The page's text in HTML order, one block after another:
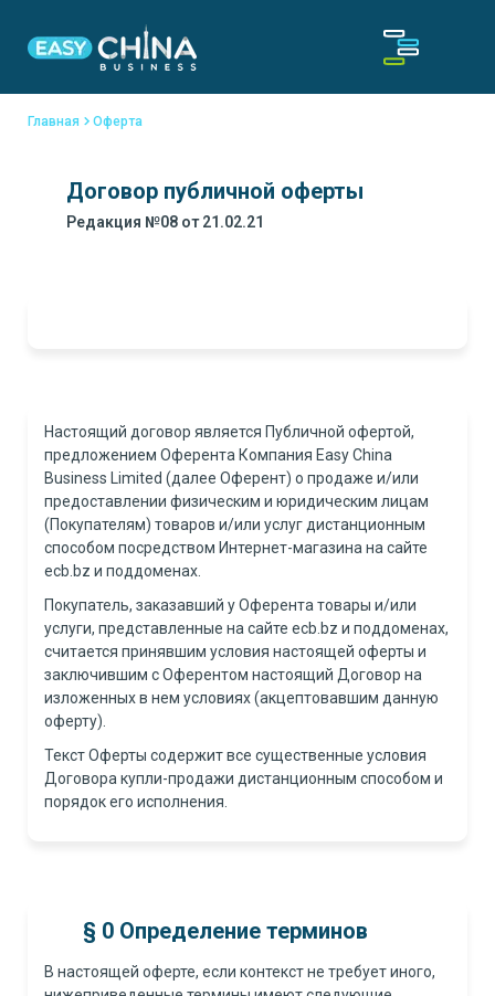
Главная Оферта
Договор публичной оферты
Редакция №08 от 21.02.21
Настоящий договор является Публичной офертой,
предложением Оферента Компания Easy China
Business Limited (далее Оферент) о продаже и/или
предоставлении физическим и юридическим лицам
(Покупателям) товаров и/или услуг дистанционным
способом посредством Интернет-магазина на сайте
ecb.bz и поддоменах.
Покупатель, заказавший у Оферента товары и/или
услуги, представленные на сайте ecb.bz и поддоменах,
считается принявшим условия настоящей оферты и
заключившим с Оферентом настоящий Договор на
изложенных в нем условиях (акцептовавшим данную
оферту).
Текст Оферты содержит все существенные условия
Договора купли-продажи дистанционным способом и
порядок его исполнения.
§ 0 Определение терминов
В настоящей оферте, если контекст не требует иного,